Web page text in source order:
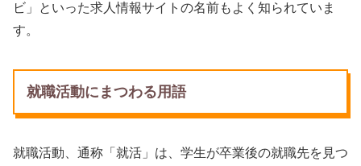
ビ」といった求人情報サイトの名前もよく知られていま
す。
就職活動にまつわる用語
就職活動、通称「就活」は、学生が卒業後の就職先を見つ